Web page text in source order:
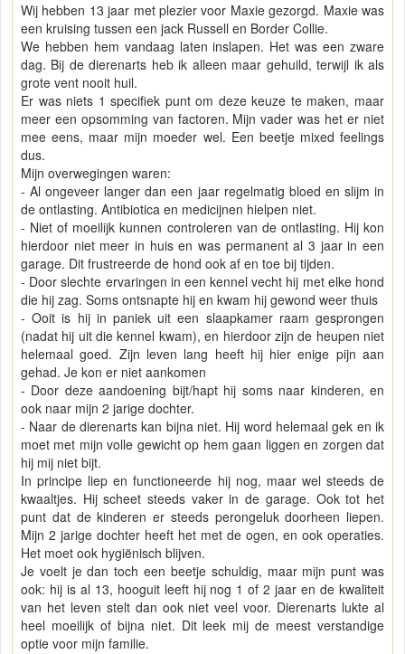
Wij hebben 13 jaar met plezier voor Maxie gezorgd. Maxie was
een kruising tussen een jack Russell en Border Collie.
We hebben hem vandaag laten inslapen. Het was een zware
dag. Bij de dierenarts heb ik alleen maar gehuild, terwijl ik als
grote vent nooit huil.
Er was niets 1 specifiek punt om deze keuze te maken, maar
meer een opsomming van factoren. Mijn vader was het er niet
mee eens, maar mijn moeder wel. Een beetje mixed feelings
dus.
Mijn overwegingen waren:
- Al ongeveer langer dan een jaar regelmatig bloed en slijm in
de ontlasting. Antibiotica en medicijnen hielpen niet.
- Niet of moeilijk kunnen controleren van de ontlasting. Hij kon
hierdoor niet meer in huis en was permanent al 3 jaar in een
garage. Dit frustreerde de hond ook af en toe bij tijden.
- Door slechte ervaringen in een kennel vecht hij met elke hond
die hij zag. Soms ontsnapte hij en kwam hij gewond weer thuis
- Ooit is hij in paniek uit een slaapkamer raam gesprongen
(nadat hij uit die kennel kwam), en hierdoor zijn de heupen niet
helemaal goed. Zijn leven lang heeft hij hier enige pijn aan
gehad. Je kon er niet aankomen
- Door deze aandoening bijt/hapt hij soms naar kinderen, en
ook naar mijn 2 jarige dochter.
- Naar de dierenarts kan bijna niet. Hij word helemaal gek en ik
moet met mijn volle gewicht op hem gaan liggen en zorgen dat
hij mij niet bijt.
In principe liep en functioneerde hij nog, maar wel steeds de
kwaaltjes. Hij scheet steeds vaker in de garage. Ook tot het
punt dat de kinderen er steeds perongeluk doorheen liepen.
Mijn 2 jarige dochter heeft het met de ogen, en ook operaties.
Het moet ook hygiënisch blijven.
Je voelt je dan toch een beetje schuldig, maar mijn punt was
ook: hij is al 13, hooguit leeft hij nog 1 of 2 jaar en de kwaliteit
van het leven stelt dan ook niet veel voor. Dierenarts lukte al
heel moeilijk of bijna niet. Dit leek mij de meest verstandige
optie voor mijn familie.